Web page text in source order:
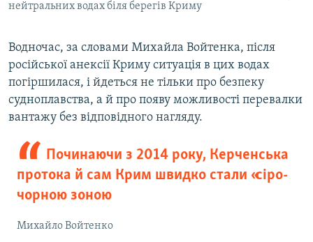
нейтральних водах біля берегів Криму
Водночас, за словами Михайла Войтенка, після
російської анексії Криму ситуація в цих водах
погіршилася, і йдеться не тільки про безпеку
судноплавства, а й про появу можливості перевалки
вантажу без відповідного нагляду.
Починаючи з 2014 року, Керченська
протока й сам Крим швидко стали «сіро-
чорною зоною
Михайло Войтенко